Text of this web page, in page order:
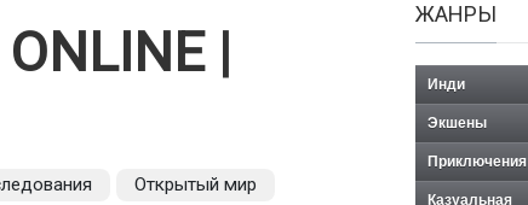
|
Открытый мир
ЖАНРЫ
Инди
Экшены
Приключения
Казуальная